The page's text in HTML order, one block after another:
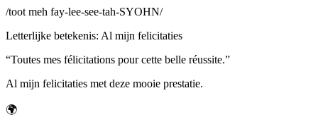
/toot meh fay-lee-see-tah-SYOHN/
Letterlijke betekenis: Al mijn felicitaties
“Toutes mes félicitations pour cette belle réussite.”
Al mijn felicitaties met deze mooie prestatie.
🌍